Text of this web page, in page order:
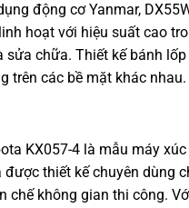
động cơ Yanmar,
hoạt với hiệu suất cao
sửa chữa. Thiết kế bánh
trên các bề mặt khác nhau.
KX057-4 là mẫu máy
thiết kế chuyên dùng
chế không gian thi công.